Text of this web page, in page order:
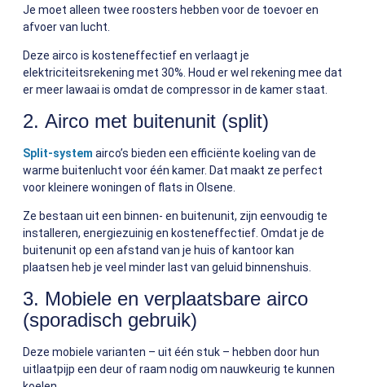
Je moet alleen twee roosters hebben voor de toevoer en
afvoer van lucht.
Deze airco is kosteneffectief en verlaagt je
elektriciteitsrekening met 30%. Houd er wel rekening mee dat
er meer lawaai is omdat de compressor in de kamer staat.
2. Airco met buitenunit (split)
Split-system airco’s bieden een efficiënte koeling van de
warme buitenlucht voor één kamer. Dat maakt ze perfect
voor kleinere woningen of flats in Olsene.
Ze bestaan uit een binnen- en buitenunit, zijn eenvoudig te
installeren, energiezuinig en kosteneffectief. Omdat je de
buitenunit op een afstand van je huis of kantoor kan
plaatsen heb je veel minder last van geluid binnenshuis.
3. Mobiele en verplaatsbare airco
(sporadisch gebruik)
Deze mobiele varianten – uit één stuk – hebben door hun
uitlaatpijp een deur of raam nodig om nauwkeurig te kunnen